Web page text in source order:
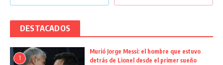
DESTACADOS
1
Murió Jorge Messi: el hombre que estuvo
detrás de Lionel desde el primer sueño